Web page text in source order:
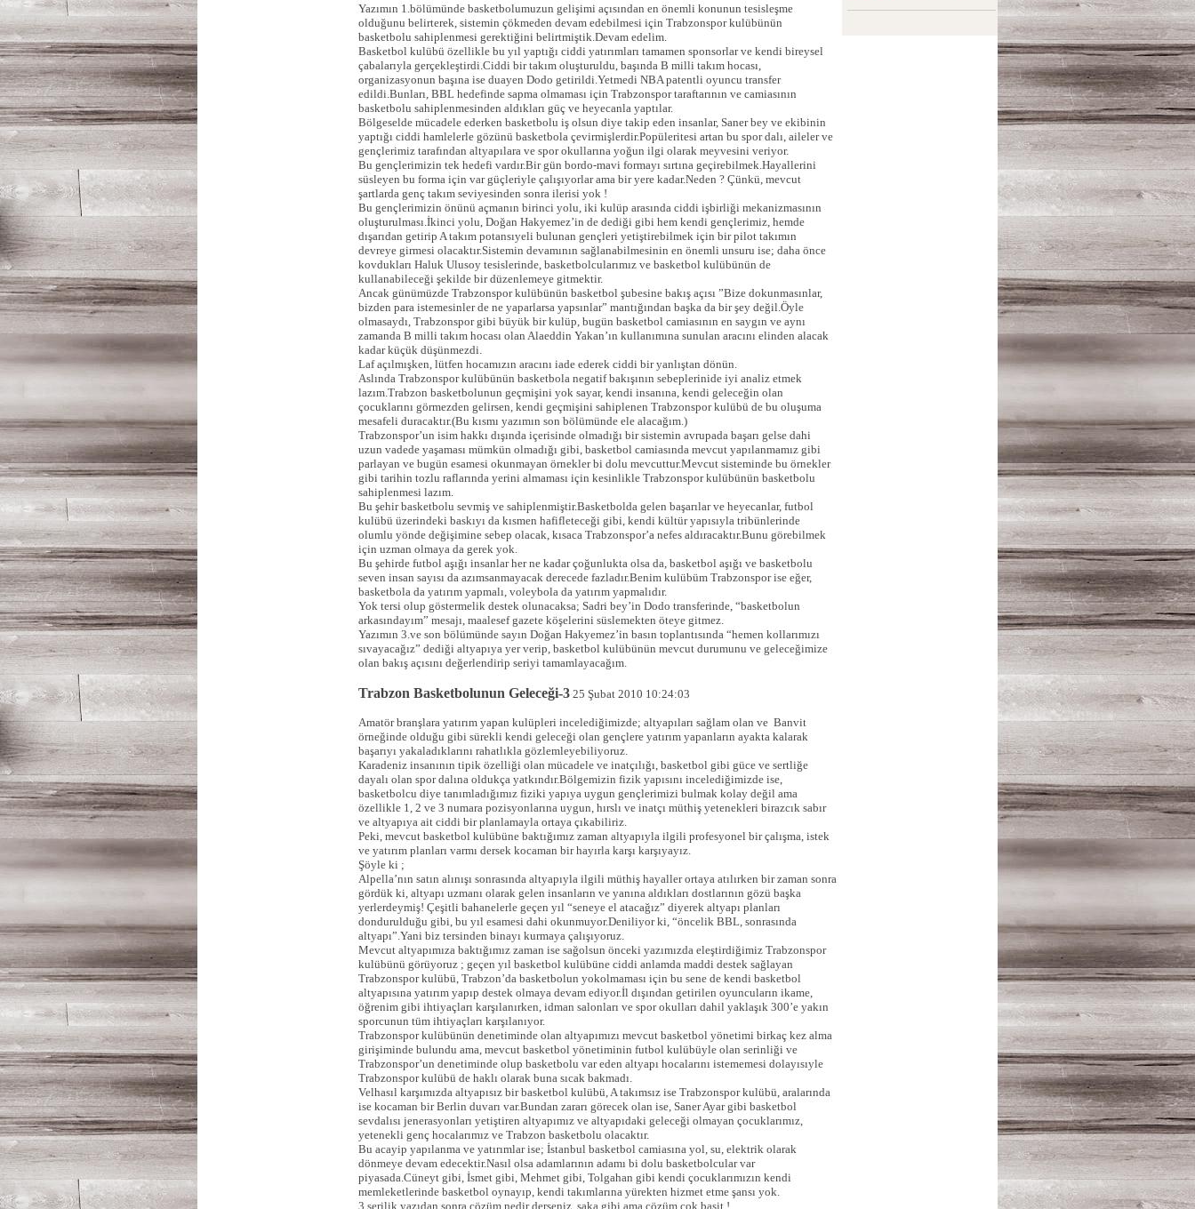
Yazımın 1.bölümünde basketbolumuzun gelişimi açısından en önemli konunun tesisleşme
olduğunu belirterek, sistemin çökmeden devam edebilmesi için Trabzonspor kulübünün
basketbolu sahiplenmesi gerektiğini belirtmiştik.Devam edelim.
Basketbol kulübü özellikle bu yıl yaptığı ciddi yatırımları tamamen sponsorlar ve kendi bireysel
çabalarıyla gerçekleştirdi.Ciddi bir takım oluşturuldu, başında B milli takım hocası,
organizasyonun başına ise duayen Dodo getirildi.Yetmedi NBA patentli oyuncu transfer
edildi.Bunları, BBL hedefinde sapma olmaması için Trabzonspor taraftarının ve camiasının
basketbolu sahiplenmesinden aldıkları güç ve heyecanla yaptılar.
Bölgeselde mücadele ederken basketbolu iş olsun diye takip eden insanlar, Saner bey ve ekibinin
yaptığı ciddi hamlelerle gözünü basketbola çevirmişlerdir.Popüleritesi artan bu spor dalı, aileler ve
gençlerimiz tarafından altyapılara ve spor okullarına yoğun ilgi olarak meyvesini veriyor.
Bu gençlerimizin tek hedefi vardır.Bir gün bordo-mavi formayı sırtına geçirebilmek.Hayallerini
süsleyen bu forma için var güçleriyle çalışıyorlar ama bir yere kadar.Neden ? Çünkü, mevcut
şartlarda genç takım seviyesinden sonra ilerisi yok !
Bu gençlerimizin önünü açmanın birinci yolu, iki kulüp arasında ciddi işbirliği mekanizmasının
oluşturulması.İkinci yolu, Doğan Hakyemez’in de dediği gibi hem kendi gençlerimiz, hemde
dışarıdan getirip A takım potansıyeli bulunan gençleri yetiştirebilmek için bir pilot takımın
devreye girmesi olacaktır.Sistemin devamının sağlanabilmesinin en önemli unsuru ise; daha önce
kovdukları Haluk Ulusoy tesislerinde, basketbolcularımız ve basketbol kulübünün de
kullanabileceği şekilde bir düzenlemeye gitmektir.
Ancak günümüzde Trabzonspor kulübünün basketbol şubesine bakış açısı ”Bize dokunmasınlar,
bizden para istemesinler de ne yaparlarsa yapsınlar” mantığından başka da bir şey değil.Öyle
olmasaydı, Trabzonspor gibi büyük bir kulüp, bugün basketbol camiasının en saygın ve aynı
zamanda B milli takım hocası olan Alaeddin Yakan’ın kullanımına sunulan aracını elinden alacak
kadar küçük düşünmezdi.
Laf açılmışken, lütfen hocamızın aracını iade ederek ciddi bir yanlıştan dönün.
Aslında Trabzonspor kulübünün basketbola negatif bakışının sebeplerinide iyi analiz etmek
lazım.Trabzon basketbolunun geçmişini yok sayar, kendi insanına, kendi geleceğin olan
çocuklarını görmezden gelirsen, kendi geçmişini sahiplenen Trabzonspor kulübü de bu oluşuma
mesafeli duracaktır.(Bu kısmı yazımın son bölümünde ele alacağım.)
Trabzonspor’un isim hakkı dışında içerisinde olmadığı bir sistemin avrupada başarı gelse dahi
uzun vadede yaşaması mümkün olmadığı gibi, basketbol camiasında mevcut yapılanmamız gibi
parlayan ve bugün esamesi okunmayan örnekler bi dolu mevcuttur.Mevcut sisteminde bu örnekler
gibi tarihin tozlu raflarında yerini almaması için kesinlikle Trabzonspor kulübünün basketbolu
sahiplenmesi lazım.
Bu şehir basketbolu sevmiş ve sahiplenmiştir.Basketbolda gelen başarılar ve heyecanlar, futbol
kulübü üzerindeki baskıyı da kısmen hafifleteceği gibi, kendi kültür yapısıyla tribünlerinde
olumlu yönde değişimine sebep olacak, kısaca Trabzonspor’a nefes aldıracaktır.Bunu görebilmek
için uzman olmaya da gerek yok.
Bu şehirde futbol aşığı insanlar her ne kadar çoğunlukta olsa da, basketbol aşığı ve basketbolu
seven insan sayısı da azımsanmayacak derecede fazladır.Benim kulübüm Trabzonspor ise eğer,
basketbola da yatırım yapmalı, voleybola da yatırım yapmalıdır.
Yok tersi olup göstermelik destek olunacaksa; Sadri bey’in Dodo transferinde, “basketbolun
arkasındayım” mesajı, maalesef gazete köşelerini süslemekten öteye gitmez.
Yazımın 3.ve son bölümünde sayın Doğan Hakyemez’in basın toplantısında “hemen kollarımızı
sıvayacağız” dediği altyapıya yer verip, basketbol kulübünün mevcut durumunu ve geleceğimize
olan bakış açısını değerlendirip seriyi tamamlayacağım.
Trabzon Basketbolunun Geleceği-3 25 Şubat 2010 10:24:03
Amatör branşlara yatırım yapan kulüpleri incelediğimizde; altyapıları sağlam olan ve Banvit
örneğinde olduğu gibi sürekli kendi geleceği olan gençlere yatırım yapanların ayakta kalarak
başarıyı yakaladıklarını rahatlıkla gözlemleyebiliyoruz.
Karadeniz insanının tipik özelliği olan mücadele ve inatçılığı, basketbol gibi güce ve sertliğe
dayalı olan spor dalına oldukça yatkındır.Bölgemizin fizik yapısını incelediğimizde ise,
basketbolcu diye tanımladığımız fiziki yapıya uygun gençlerimizi bulmak kolay değil ama
özellikle 1, 2 ve 3 numara pozisyonlarına uygun, hırslı ve inatçı müthiş yetenekleri birazcık sabır
ve altyapıya ait ciddi bir planlamayla ortaya çıkabiliriz.
Peki, mevcut basketbol kulübüne baktığımız zaman altyapıyla ilgili profesyonel bir çalışma, istek
ve yatırım planları varmı dersek kocaman bir hayırla karşı karşıyayız.
Şöyle ki ;
Alpella’nın satın alınışı sonrasında altyapıyla ilgili müthiş hayaller ortaya atılırken bir zaman sonra
gördük ki, altyapı uzmanı olarak gelen insanların ve yanına aldıkları dostlarının gözü başka
yerlerdeymiş! Çeşitli bahanelerle geçen yıl “seneye el atacağız” diyerek altyapı planları
dondurulduğu gibi, bu yıl esamesi dahi okunmuyor.Deniliyor ki, “öncelik BBL, sonrasında
altyapı”.Yani biz tersinden binayı kurmaya çalışıyoruz.
Mevcut altyapımıza baktığımız zaman ise sağolsun önceki yazımızda eleştirdiğimiz Trabzonspor
kulübünü görüyoruz ; geçen yıl basketbol kulübüne ciddi anlamda maddi destek sağlayan
Trabzonspor kulübü, Trabzon’da basketbolun yokolmaması için bu sene de kendi basketbol
altyapısına yatırım yapıp destek olmaya devam ediyor.İl dışından getirilen oyuncuların ikame,
öğrenim gibi ihtiyaçları karşılanırken, idman salonları ve spor okulları dahil yaklaşık 300’e yakın
sporcunun tüm ihtiyaçları karşılanıyor.
Trabzonspor kulübünün denetiminde olan altyapımızı mevcut basketbol yönetimi birkaç kez alma
girişiminde bulundu ama, mevcut basketbol yönetiminin futbol kulübüyle olan serinliği ve
Trabzonspor’un denetiminde olup basketbolu var eden altyapı hocalarını istememesi dolayısıyle
Trabzonspor kulübü de haklı olarak buna sıcak bakmadı.
Velhasıl karşımızda altyapısız bir basketbol kulübü, A takımsız ise Trabzonspor kulübü, aralarında
ise kocaman bir Berlin duvarı var.Bundan zararı görecek olan ise, Saner Ayar gibi basketbol
sevdalısı jenerasyonları yetiştiren altyapımız ve altyapıdaki geleceği olmayan çocuklarımız,
yetenekli genç hocalarımız ve Trabzon basketbolu olacaktır.
Bu acayip yapılanma ve yatırımlar ise; İstanbul basketbol camiasına yol, su, elektrik olarak
dönmeye devam edecektir.Nasıl olsa adamlarının adamı bi dolu basketbolcular var
piyasada.Cüneyt gibi, İsmet gibi, Mehmet gibi, Tolgahan gibi kendi çocuklarımızın kendi
memleketlerinde basketbol oynayıp, kendi takımlarına yürekten hizmet etme şansı yok.
3 serilik yazıdan sonra çözüm nedir derseniz, şaka gibi ama çözüm çok basit !